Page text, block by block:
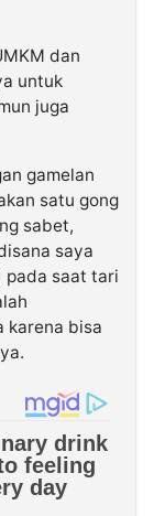
dan
untuk
juga
gamelan
satu gong
sabet,
saya
pada saat tari
karena bisa